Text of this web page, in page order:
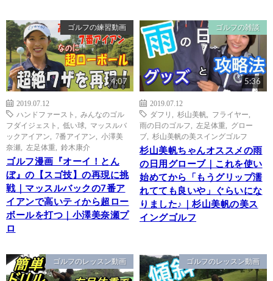
ゴルフの練習動画
4:07
2019.07.12
ハンドファースト
みんなのゴル
フダイジェスト
低い球
マッスルバ
ックアイアン
7番アイアン
小澤美
奈瀬
左足体重 鈴木康介
ゴルフ漫画『オーイ！とん
ぼ』の【スゴ技】の再現に挑
戦｜マッスルバックの7番ア
イアンで高いティから超ロー
ボールを打つ｜小澤美奈瀬プ
ロ
ゴルフの雑談
5:36
2019.07.12
ダフリ
杉山美帆 フライヤー
雨の日のゴルフ
左足体重
グロー
ブ
杉山美帆の美スイングゴルフ
杉山美帆ちゃんオススメの雨
の日用グローブ｜これを使い
始めてから「もうグリップ濡
れてても良いや」ぐらいにな
りました♪｜杉山美帆の美ス
イングゴルフ
ゴルフのレッスン動画 ゴルフのレッスン動画